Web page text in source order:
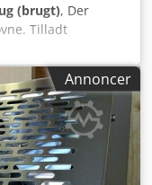
(brugt), Der
Tilladt
156
varmemedie:
konstrueret til at
på stedet er
Annoncer